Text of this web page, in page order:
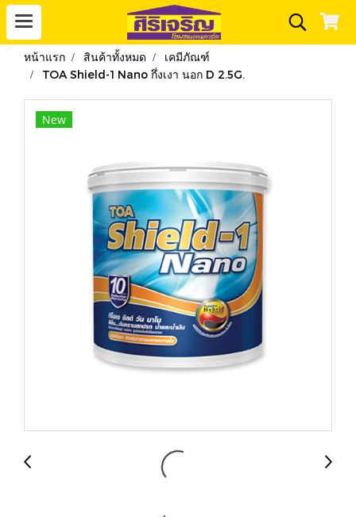
หน้าแรก สินค้าทั้งหมด
เคมีภัณฑ์
TOA Shield-1 Nano กึ่งเงา นอก D 2.5G.
New